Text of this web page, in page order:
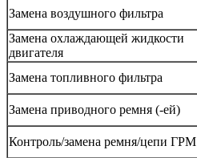
Замена воздушного фильтра
Замена охлаждающей жидкости
двигателя
Замена топливного фильтра
Замена приводного ремня (-ей)
Контроль/замена ремня/цепи ГРМ